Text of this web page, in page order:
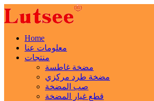
Home
معلومات عنا
منتجات
مضخة غاطسة
مضخة طرد مركزي
صب المضخة
قطع غيار المضخة